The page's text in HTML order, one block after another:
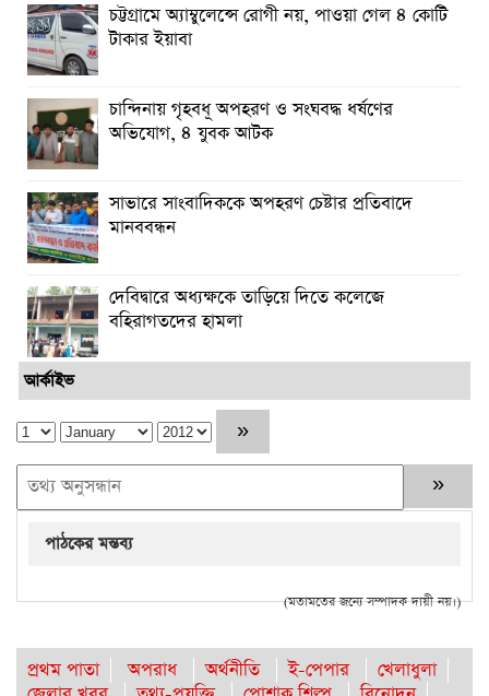
চট্টগ্রামে অ্যাম্বুলেন্সে রোগী নয়, পাওয়া গেল ৪ কোটি
টাকার ইয়াবা
চান্দিনায় গৃহবধূ অপহরণ ও সংঘবদ্ধ ধর্ষণের
অভিযোগ, ৪ যুবক আটক
সাভারে সাংবাদিককে অপহরণ চেষ্টার প্রতিবাদে
মানববন্ধন
দেবিদ্বারে অধ্যক্ষকে তাড়িয়ে দিতে কলেজে
বহিরাগতদের হামলা
আর্কাইভ
পাঠকের মন্তব্য
(মতামতের জন্যে সম্পাদক দায়ী নয়।)
প্রথম পাতা অপরাধ অর্থনীতি ই-পেপার
খেলাধুলা